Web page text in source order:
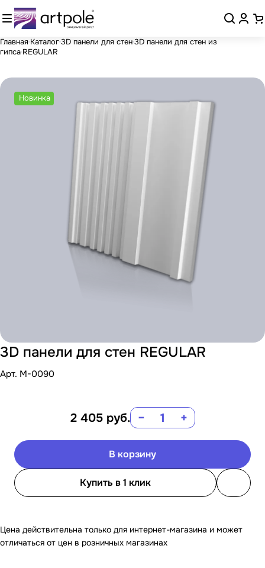
Главная Каталог3D панели для стен3D панели для стен из
гипса REGULAR
Новинка
3D панели для стен REGULAR
Арт. M-0090
2 405 руб. − +
В корзину
Купить в 1 клик
Цена действительна только для интернет-магазина и может
отличаться от цен в розничных магазинах